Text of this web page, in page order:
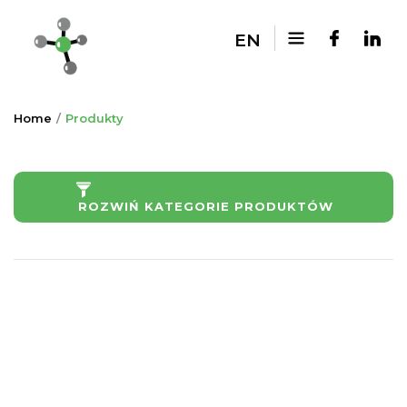
EN
Home Produkty
ROZWIŃ KATEGORIE PRODUKTÓW